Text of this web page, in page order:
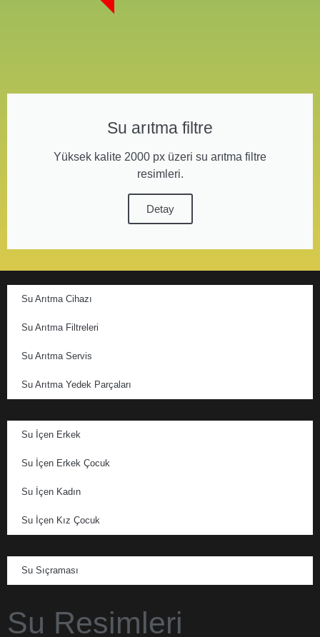
Su arıtma filtre
Yüksek kalite 2000 px üzeri su arıtma filtre
resimleri.
Detay
Su Arıtma Cihazı
Su Arıtma Filtreleri
Su Arıtma Servis
Su Arıtma Yedek Parçaları
Su İçen Erkek
Su İçen Erkek Çocuk
Su İçen Kadın
Su İçen Kız Çocuk
Su Sıçraması
Su Resimleri